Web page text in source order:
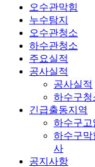
오수관막힘
누수탐지
오수관청소
하수관청소
주요실적
공사실적
공사실적
하수구청
긴급출동지역
하수구고
하수구막
사
공지사항